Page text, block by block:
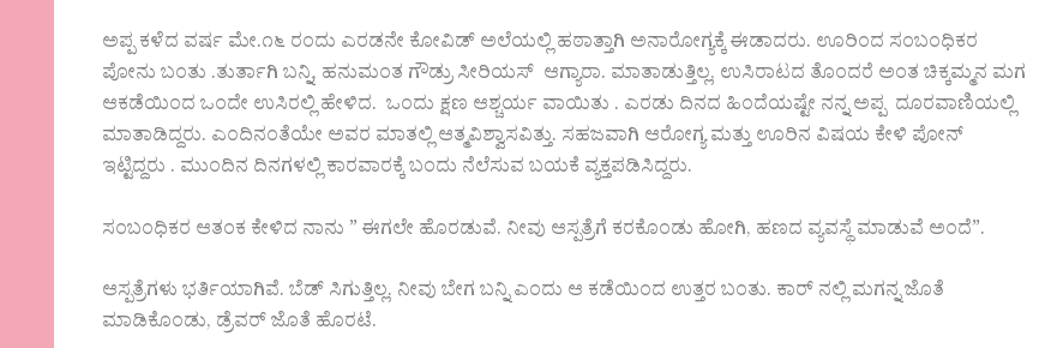
ಅಪ್ಪ ಕಳೆದ ವರ್ಷ ಮೇ.೧೬ ರಂದು ಎರಡನೇ ಕೋವಿಡ್ ಅಲೆಯಲ್ಲಿ ಹಠಾತ್ತಾಗಿ ಅನಾರೋಗ್ಯಕ್ಕೆ ಈಡಾದರು. ಊರಿಂದ ಸಂಬಂಧಿಕರ
ಪೋನು ಬಂತು‌ .ತುರ್ತಾಗಿ ಬನ್ನಿ, ಹನುಮಂತ ಗೌಡ್ರು ಸೀರಿಯಸ್ ಆಗ್ಯಾರಾ. ಮಾತಾಡುತ್ತಿಲ್ಲ, ಉಸಿರಾಟದ ತೊಂದರೆ ಅಂತ ಚಿಕ್ಕಮ್ಮನ ಮಗ
ಆಕಡೆಯಿಂದ ಒಂದೇ ಉಸಿರಲ್ಲಿ ಹೇಳಿದ. ಒಂದು ಕ್ಷಣ ಆಶ್ಚರ್ಯ ವಾಯಿತು ‌.‌ ಎರಡು ದಿನದ ಹಿಂದೆಯಷ್ಟೇ ನನ್ನ ಅಪ್ಪ ದೂರವಾಣಿಯಲ್ಲಿ
ಮಾತಾಡಿದ್ದರು. ಎಂದಿನಂತೆಯೇ ಅವರ ಮಾತಲ್ಲಿ ಆತ್ಮವಿಶ್ವಾಸವಿತ್ತು. ಸಹಜವಾಗಿ ಆರೋಗ್ಯ ಮತ್ತು ಊರಿನ ವಿಷಯ ಕೇಳಿ ಪೋನ್
ಇಟ್ಟಿದ್ದರು‌ . ಮುಂದಿನ ದಿನಗಳಲ್ಲಿ ಕಾರವಾರಕ್ಕೆ ಬಂದು ನೆಲೆಸುವ ಬಯಕೆ ವ್ಯಕ್ತಪಡಿಸಿದ್ದರು.
ಸಂಬಂಧಿಕರ ಆತಂಕ ಕೇಳಿದ ನಾನು ” ಈಗಲೇ ಹೊರಡುವೆ. ನೀವು ಆಸ್ಪತ್ರೆಗೆ ಕರಕೊಂಡು ಹೋಗಿ, ಹಣದ ವ್ಯವಸ್ಥೆ ಮಾಡುವೆ ಅಂದೆ”.
ಆಸ್ಪತ್ರೆಗಳು ಭರ್ತಿಯಾಗಿವೆ. ಬೆಡ್ ಸಿಗುತ್ತಿಲ್ಲ. ನೀವು ಬೇಗ ಬನ್ನಿ ಎಂದು ಆ ಕಡೆಯಿಂದ ಉತ್ತರ ಬಂತು. ಕಾರ್ ನಲ್ಲಿ ಮಗನ್ನ ಜೊತೆ
ಮಾಡಿಕೊಂಡು, ಡ್ರೆವರ್ ಜೊತೆ ಹೊರಟೆ.